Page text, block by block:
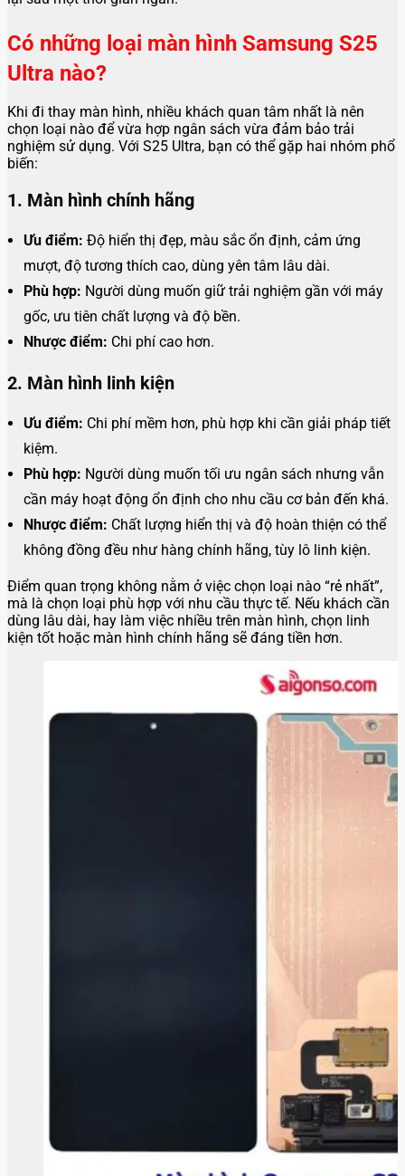
Có những loại màn hình Samsung S25
Ultra nào?
Khi đi thay màn hình, nhiều khách quan tâm nhất là nên
chọn loại nào để vừa hợp ngân sách vừa đảm bảo trải
nghiệm sử dụng. Với S25 Ultra, bạn có thể gặp hai nhóm phổ
biến:
1. Màn hình chính hãng
Ưu điểm: Độ hiển thị đẹp, màu sắc ổn định, cảm ứng
mượt, độ tương thích cao, dùng yên tâm lâu dài.
Phù hợp: Người dùng muốn giữ trải nghiệm gần với máy
gốc, ưu tiên chất lượng và độ bền.
Nhược điểm: Chi phí cao hơn.
2. Màn hình linh kiện
Ưu điểm: Chi phí mềm hơn, phù hợp khi cần giải pháp tiết
kiệm.
Phù hợp: Người dùng muốn tối ưu ngân sách nhưng vẫn
cần máy hoạt động ổn định cho nhu cầu cơ bản đến khá.
Nhược điểm: Chất lượng hiển thị và độ hoàn thiện có thể
không đồng đều như hàng chính hãng, tùy lô linh kiện.
Điểm quan trọng không nằm ở việc chọn loại nào “rẻ nhất”,
mà là chọn loại phù hợp với nhu cầu thực tế. Nếu khách cần
dùng lâu dài, hay làm việc nhiều trên màn hình, chọn linh
kiện tốt hoặc màn hình chính hãng sẽ đáng tiền hơn.